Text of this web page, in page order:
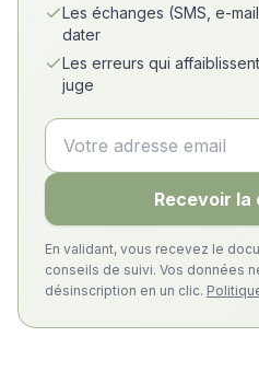
Les échanges (SMS, e-
dater
Les erreurs qui
juge
Recevoir la
En validant, vous recevez le
conseils de suivi. Vos données
désinscription en un clic.